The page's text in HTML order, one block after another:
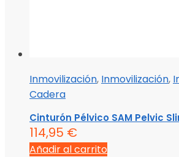
Inmovilización, Inmovilización,
Cadera
Cinturón Pélvico SAM Pelvic
114,95 €
Añadir al carrito